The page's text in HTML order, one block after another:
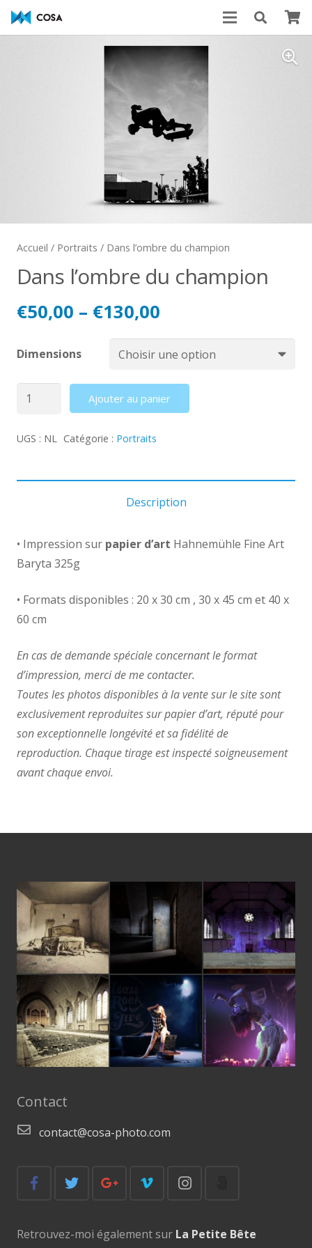
Accueil / Portraits / Dans l’ombre du champion
Dans l’ombre du champion
€50,00 – €130,00
Dimensions
Quantité Ajouter au panier
UGS : NL Catégorie : Portraits
Description
• Impression sur papier d’art Hahnemühle Fine Art
Baryta 325g
• Formats disponibles : 20 x 30 cm , 30 x 45 cm et 40 x
60 cm
En cas de demande spéciale concernant le format
d’impression, merci de me contacter.
Toutes les photos disponibles à la vente sur le site sont
exclusivement reproduites sur papier d’art, réputé pour
son exceptionnelle longévité et sa fidélité de
reproduction. Chaque tirage est inspecté soigneusement
avant chaque envoi.
Contact
contact@cosa-photo.com
Retrouvez-moi également sur La Petite Bête